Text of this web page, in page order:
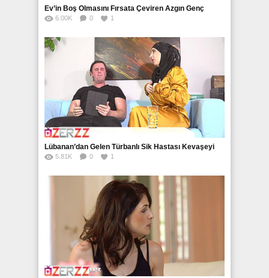
Ev’in Boş Olmasını Fırsata Çeviren Azgın Genç
6.00K 0 1
Lübanan’dan Gelen Türbanlı Sik Hastası Kevaşeyi
Parçalıyor
5.81K 0 1